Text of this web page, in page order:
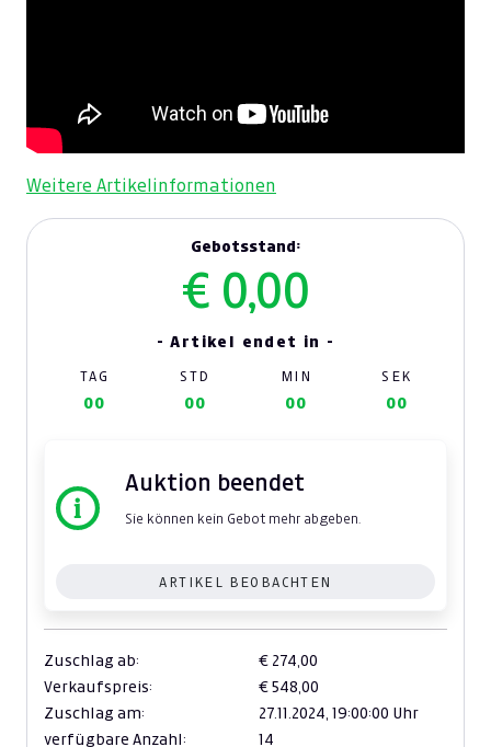
Weitere Artikelinformationen
Gebotsstand:
€ 0,00
- Artikel endet in -
TAG STD MIN SEK
00 00 00 00
Auktion beendet
Sie können kein Gebot mehr abgeben.
ARTIKEL BEOBACHTEN
Zuschlag ab:
€ 274,00
Verkaufspreis:
€ 548,00
Zuschlag am:
27.11.2024, 19:00:00 Uhr
verfügbare Anzahl:
14